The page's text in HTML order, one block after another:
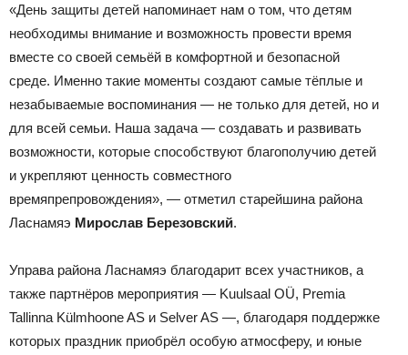
«День защиты детей напоминает нам о том, что детям
необходимы внимание и возможность провести время
вместе со своей семьёй в комфортной и безопасной
среде. Именно такие моменты создают самые тёплые и
незабываемые воспоминания — не только для детей, но и
для всей семьи. Наша задача — создавать и развивать
возможности, которые способствуют благополучию детей
и укрепляют ценность совместного
времяпрепровождения», — отметил старейшина района
Ласнамяэ Мирослав Березовский.
Управа района Ласнамяэ благодарит всех участников, а
также партнёров мероприятия — Kuulsaal OÜ, Premia
Tallinna Külmhoone AS и Selver AS —, благодаря поддержке
которых праздник приобрёл особую атмосферу, и юные